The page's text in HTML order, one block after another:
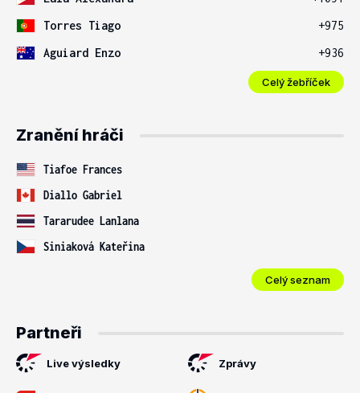
Torres Tiago
+975
Aguiard Enzo
+936
Celý žebříček
Zranění hráči
Tiafoe Frances
Diallo Gabriel
Tararudee Lanlana
Siniaková Kateřina
Celý seznam
Partneři
Live výsledky Zprávy